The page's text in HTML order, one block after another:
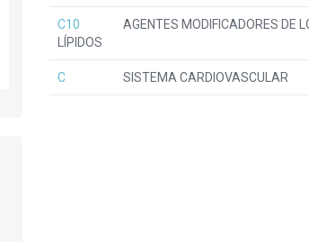
C10
AGENTES MODIFICADORES DE
LÍPIDOS
C SISTEMA CARDIOVASCULAR